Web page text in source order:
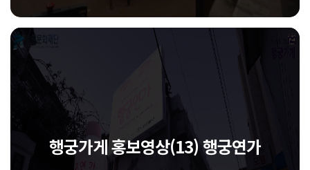
행궁가게 홍보영상(13) 행궁연가